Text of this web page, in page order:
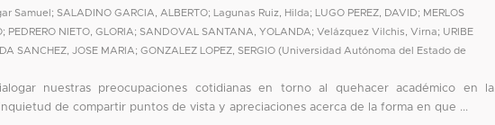
Samuel ;SALADINO GARCIA, ALBERTO; Lagunas Ruiz, Hilda; LUGO PEREZ, DAVID; MERLOS
; PEDRERO NIETO, GLORIA;SANDOVAL SANTANA, YOLANDA;Velázquez Vilchis, Virna; URIBE
SANCHEZ, JOSE MARIA;GONZALEZ LOPEZ, SERGIO (Universidad Autónoma del Estado de
nuestras preocupaciones cotidianas en torno al quehacer académico en la
de compartir puntos de vista y apreciaciones acerca de la forma en que ...